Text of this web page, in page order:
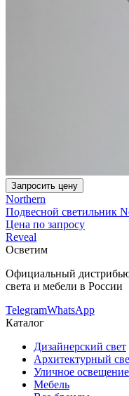
Запросить цену
Northern
Подвесной светильник
Цена по запросу
Reveal
Осветим
Официальный
света и мебели в России
TelegramWhatsApp
Каталог
Дизайнерский свет
Архитектурный
Уличное освещение
Мебель